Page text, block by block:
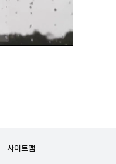
사이트맵